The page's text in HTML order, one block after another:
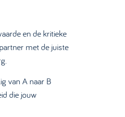
en de kritieke
met de juiste
van A naar B
die jouw